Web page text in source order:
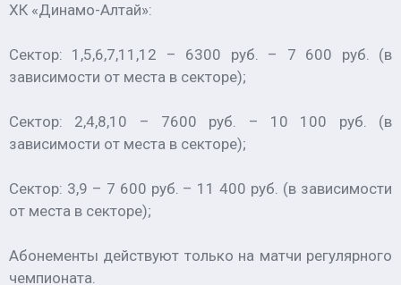
ХК «Динамо-Алтай»:
Сектор: 1,5,6,7,11,12 – 6300 руб. – 7 600 руб. (в
зависимости от места в секторе);
Сектор: 2,4,8,10 – 7600 руб. – 10 100 руб. (в
зависимости от места в секторе);
Сектор: 3,9 – 7 600 руб. – 11 400 руб. (в зависимости
от места в секторе);
Абонементы действуют только на матчи регулярного
чемпионата.